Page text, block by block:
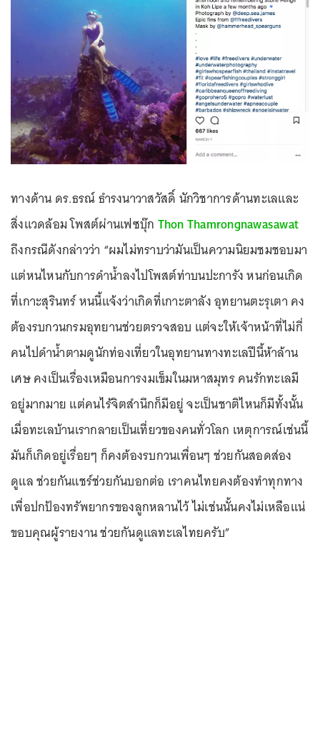
ทางด้าน ดร.ธรณ์ ธำรงนาวาสวัสดิ์ นักวิชาการด้านทะเลและ
สิ่งแวดล้อม โพสต์ผ่านเฟซบุ๊ก Thon Thamrongnawasawat
ถึงกรณีดังกล่าวว่า “ผมไม่ทราบว่ามันเป็นความนิยมชมชอบมา
แต่หนไหนกับการดำน้ำลงไปโพสต์ท่าบนปะการัง หนก่อนเกิด
ที่เกาะสุรินทร์ หนนี้แจ้งว่าเกิดที่เกาะตาลัง อุทยานตะรุเตา คง
ต้องรบกวนกรมอุทยานช่วยตรวจสอบ แต่จะให้เจ้าหน้าที่ไม่กี่
คนไปดำน้ำตามดูนักท่องเที่ยวในอุทยานทางทะเลปีนี้ห้าล้าน
เศษ คงเป็นเรื่องเหมือนการงมเข็มในมหาสมุทร คนรักทะเลมี
อยู่มากมาย แต่คนไร้จิตสำนึกก็มีอยู่ จะเป็นชาติไหนก็มีทั้งนั้น
เมื่อทะเลบ้านเรากลายเป็นเที่ยวของคนทั่วโลก เหตุการณ์เช่นนี้
มันก็เกิดอยู่เรื่อยๆ ก็คงต้องรบกวนเพื่อนๆ ช่วยกันสอดส่อง
ดูแล ช่วยกันแชร์ช่วยกันบอกต่อ เราคนไทยคงต้องทำทุกทาง
เพื่อปกป้องทรัพยากรของลูกหลานไว้ ไม่เช่นนั้นคงไม่เหลือแน่
ขอบคุณผู้รายงาน ช่วยกันดูแลทะเลไทยครับ”